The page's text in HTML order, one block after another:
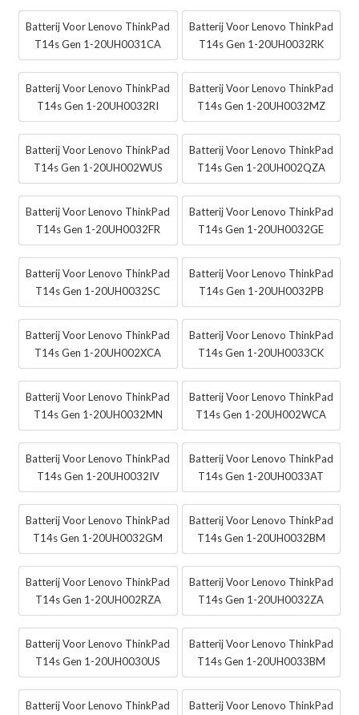
Batterij Voor Lenovo ThinkPad
T14s Gen 1-20UH0031CA
Batterij Voor Lenovo ThinkPad
T14s Gen 1-20UH0032RK
Batterij Voor Lenovo ThinkPad
T14s Gen 1-20UH0032RI
Batterij Voor Lenovo ThinkPad
T14s Gen 1-20UH0032MZ
Batterij Voor Lenovo ThinkPad
T14s Gen 1-20UH002WUS
Batterij Voor Lenovo ThinkPad
T14s Gen 1-20UH002QZA
Batterij Voor Lenovo ThinkPad
T14s Gen 1-20UH0032FR
Batterij Voor Lenovo ThinkPad
T14s Gen 1-20UH0032GE
Batterij Voor Lenovo ThinkPad
T14s Gen 1-20UH0032SC
Batterij Voor Lenovo ThinkPad
T14s Gen 1-20UH0032PB
Batterij Voor Lenovo ThinkPad
T14s Gen 1-20UH002XCA
Batterij Voor Lenovo ThinkPad
T14s Gen 1-20UH0033CK
Batterij Voor Lenovo ThinkPad
T14s Gen 1-20UH0032MN
Batterij Voor Lenovo ThinkPad
T14s Gen 1-20UH002WCA
Batterij Voor Lenovo ThinkPad
T14s Gen 1-20UH0032IV
Batterij Voor Lenovo ThinkPad
T14s Gen 1-20UH0033AT
Batterij Voor Lenovo ThinkPad
T14s Gen 1-20UH0032GM
Batterij Voor Lenovo ThinkPad
T14s Gen 1-20UH0032BM
Batterij Voor Lenovo ThinkPad
T14s Gen 1-20UH002RZA
Batterij Voor Lenovo ThinkPad
T14s Gen 1-20UH0032ZA
Batterij Voor Lenovo ThinkPad
T14s Gen 1-20UH0030US
Batterij Voor Lenovo ThinkPad
T14s Gen 1-20UH0033BM
Batterij Voor Lenovo ThinkPad
Batterij Voor Lenovo ThinkPad